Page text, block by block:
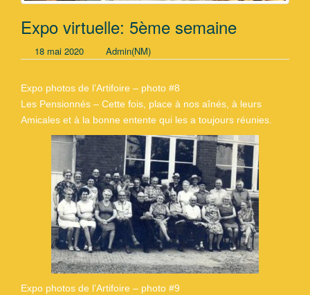
Expo virtuelle: 5ème semaine
18 mai 2020 Admin(NM)
Expo photos de l’Artifoire – photo #8
Les Pensionnés – Cette fois, place à nos aînés, à leurs
Amicales et à la bonne entente qui les a toujours réunies.
Expo photos de l’Artifoire – photo #9